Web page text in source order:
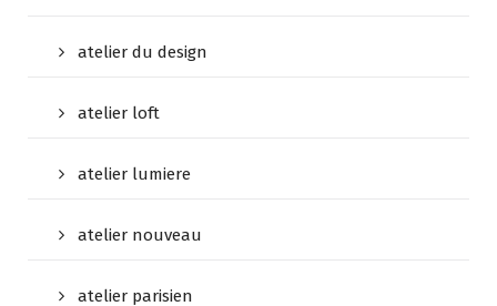
atelier du design
atelier loft
atelier lumiere
atelier nouveau
atelier parisien